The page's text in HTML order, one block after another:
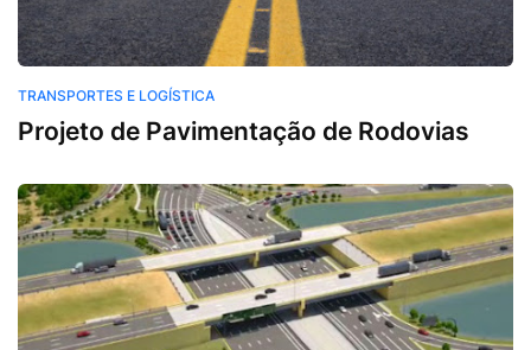
TRANSPORTES E LOGÍSTICA
Projeto de Pavimentação de Rodovias